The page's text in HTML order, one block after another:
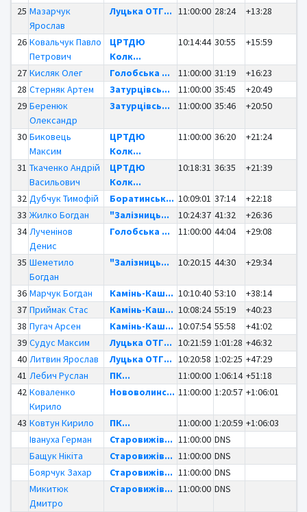
25 Мазарчук
Ярослав
Луцька ОТГ... 11:00:00 28:24 +13:28
26 Ковальчук Павло
Петрович
ЦРТДЮ
Колк...
10:14:44 30:55 +15:59
27 Кисляк Олег Голобська ... 11:00:00 31:19
+16:23
28 Стерняк Артем Затурцівсь... 11:00:00 35:45
+20:49
29 Беренюк
Олександр
Затурцівсь... 11:00:00 35:46 +20:50
30 Биковець
Максим
ЦРТДЮ
Колк...
11:00:00 36:20 +21:24
31 Ткаченко Андрій
Васильович
ЦРТДЮ
Колк...
10:18:31 36:35 +21:39
32 Дубчук Тимофій Боратинськ... 10:09:01 37:14
+22:18
33 Жилко Богдан "Залізниць... 10:24:37 41:32
+26:36
34 Лученінов
Денис
Голобська ... 11:00:00 44:04 +29:08
35 Шеметило
Богдан
"Залізниць... 10:20:15 44:30 +29:34
36 Марчук Богдан Камінь-Каш... 10:10:40 53:10
+38:14
37 Приймак Стас Камінь-Каш... 10:08:24 55:19
+40:23
38 Пугач Арсен Камінь-Каш... 10:07:54 55:58
+41:02
39 Судус Максим Луцька ОТГ... 10:21:59 1:01:28 +46:32
40 Литвин Ярослав Луцька ОТГ... 10:20:58 1:02:25 +47:29
41 Лебич Руслан ПК... 11:00:00 1:06:14 +51:18
42 Коваленко
Кирило
Нововолинс... 11:00:00 1:20:57 +1:06:01
43 Ковтун Кирило ПК... 11:00:00 1:20:59 +1:06:03
Івануха Герман
Старовижів... 11:00:00 DNS
Бащук Нікіта
Старовижів... 11:00:00 DNS
Боярчук Захар
Старовижів... 11:00:00 DNS
Микитюк
Дмитро
Старовижів... 11:00:00 DNS